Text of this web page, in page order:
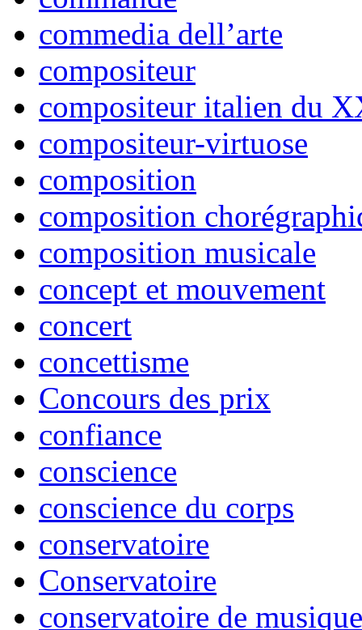
commedia dell’arte
compositeur
compositeur italien du
compositeur-virtuose
composition
composition
composition musicale
concept et mouvement
concert
concettisme
Concours des prix
confiance
conscience
conscience du corps
conservatoire
Conservatoire
conservatoire de musique